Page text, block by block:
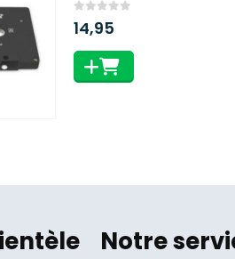
0 out of 5
14,95
Notre